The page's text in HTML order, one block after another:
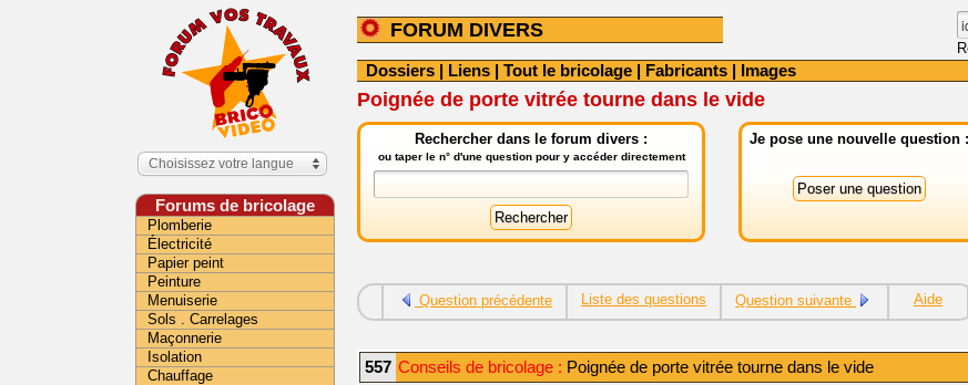
FORUM DIVERS
Dossiers | Liens | Tout le bricolage | Fabricants | Images
Poignée de porte vitrée tourne dans le vide
Rechercher dans le forum divers :
ou taper le n° d'une question pour y accéder directement
Je pose une nouvelle question :
Question précédente Liste des questions Question suivante Aide
557 Conseils de bricolage : Poignée de porte vitrée tourne dans le vide
Choisissez votre langue
Forums de bricolage
Plomberie
Électricité
Papier peint
Peinture
Menuiserie
Sols . Carrelages
Maçonnerie
Isolation
Chauffage